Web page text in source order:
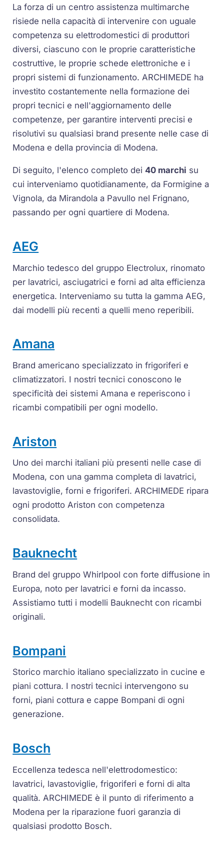
La forza di un centro assistenza multimarche
risiede nella capacità di intervenire con uguale
competenza su elettrodomestici di produttori
diversi, ciascuno con le proprie caratteristiche
costruttive, le proprie schede elettroniche e i
propri sistemi di funzionamento. ARCHIMEDE ha
investito costantemente nella formazione dei
propri tecnici e nell'aggiornamento delle
competenze, per garantire interventi precisi e
risolutivi su qualsiasi brand presente nelle case di
Modena e della provincia di Modena.
Di seguito, l'elenco completo dei40 marchi su
cui interveniamo quotidianamente, da Formigine a
Vignola, da Mirandola a Pavullo nel Frignano,
passando per ogni quartiere di Modena.
AEG
Marchio tedesco del gruppo Electrolux, rinomato
per lavatrici, asciugatrici e forni ad alta efficienza
energetica. Interveniamo su tutta la gamma AEG,
dai modelli più recenti a quelli meno reperibili.
Amana
Brand americano specializzato in frigoriferi e
climatizzatori. I nostri tecnici conoscono le
specificità dei sistemi Amana e reperiscono i
ricambi compatibili per ogni modello.
Ariston
Uno dei marchi italiani più presenti nelle case di
Modena, con una gamma completa di lavatrici,
lavastoviglie, forni e frigoriferi. ARCHIMEDE ripara
ogni prodotto Ariston con competenza
consolidata.
Bauknecht
Brand del gruppo Whirlpool con forte diffusione in
Europa, noto per lavatrici e forni da incasso.
Assistiamo tutti i modelli Bauknecht con ricambi
originali.
Bompani
Storico marchio italiano specializzato in cucine e
piani cottura. I nostri tecnici intervengono su
forni, piani cottura e cappe Bompani di ogni
generazione.
Bosch
Eccellenza tedesca nell'elettrodomestico:
lavatrici, lavastoviglie, frigoriferi e forni di alta
qualità. ARCHIMEDE è il punto di riferimento a
Modena per la riparazione fuori garanzia di
qualsiasi prodotto Bosch.